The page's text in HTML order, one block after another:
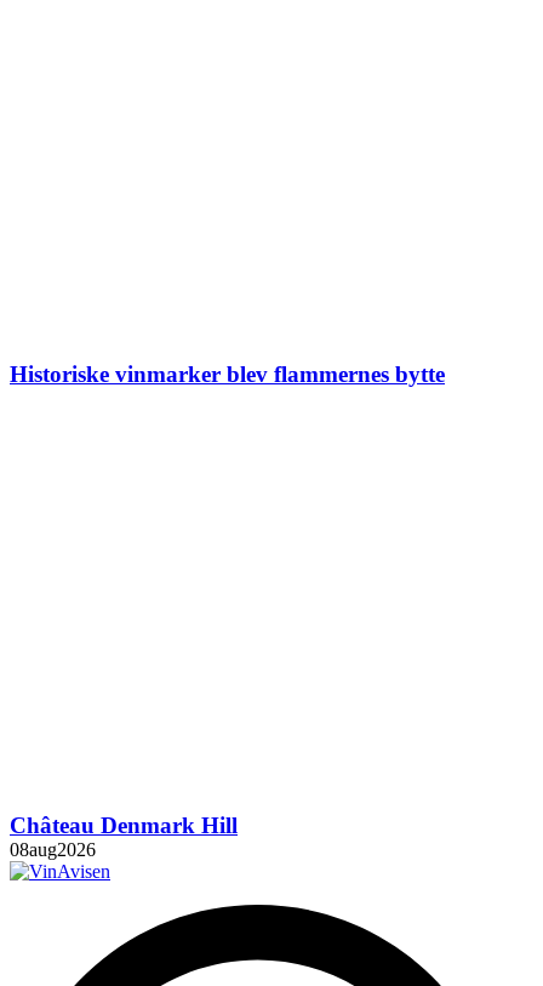
Historiske vinmarker blev flammernes bytte
Château Denmark Hill
08aug2026